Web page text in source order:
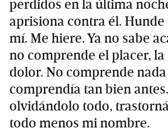
perdidos en la última
aprisiona contra él. Hunde
mí. Me hiere. Ya no sabe
no comprende el placer,
dolor. No comprende
comprendía tan bien
olvidándolo todo,
todo menos mi nombre.